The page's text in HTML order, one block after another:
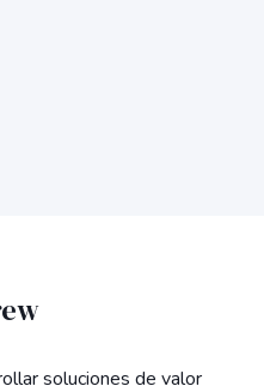
soluciones de valor